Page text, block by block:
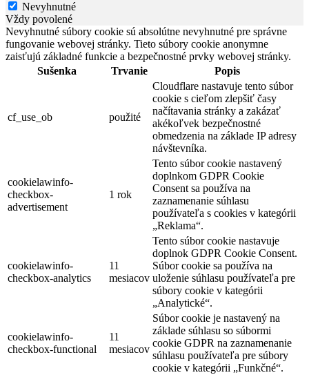
Nevyhnutné
Vždy povolené
Nevyhnutné súbory cookie sú absolútne nevyhnutné pre správne
fungovanie webovej stránky. Tieto súbory cookie anonymne
zaisťujú základné funkcie a bezpečnostné prvky webovej stránky.
Sušenka
Trvanie Popis
cf_use_ob použité
Cloudflare nastavuje tento súbor
cookie s cieľom zlepšiť časy
načítavania stránky a zakázať
akékoľvek bezpečnostné
obmedzenia na základe IP adresy
návštevníka.
cookielawinfo-
checkbox-
advertisement
1 rok
Tento súbor cookie nastavený
doplnkom GDPR Cookie
Consent sa používa na
zaznamenanie súhlasu
používateľa s cookies v kategórii
„Reklama“.
cookielawinfo-
checkbox-analytics
11
mesiacov
Tento súbor cookie nastavuje
doplnok GDPR Cookie Consent.
Súbor cookie sa používa na
uloženie súhlasu používateľa pre
súbory cookie v kategórii
„Analytické“.
cookielawinfo-
checkbox-functional
11
mesiacov
Súbor cookie je nastavený na
základe súhlasu so súbormi
cookie GDPR na zaznamenanie
súhlasu používateľa pre súbory
cookie v kategórii „Funkčné“.